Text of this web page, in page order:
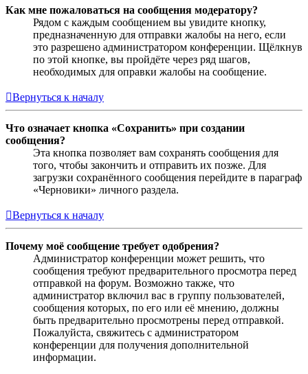
Как мне пожаловаться на сообщения модератору?
Рядом с каждым сообщением вы увидите кнопку,
предназначенную для отправки жалобы на него, если
это разрешено администратором конференции. Щёлкнув
по этой кнопке, вы пройдёте через ряд шагов,
необходимых для оправки жалобы на сообщение.
Вернуться к началу
Что означает кнопка «Сохранить» при создании
сообщения?
Эта кнопка позволяет вам сохранять сообщения для
того, чтобы закончить и отправить их позже. Для
загрузки сохранённого сообщения перейдите в параграф
«Черновики» личного раздела.
Вернуться к началу
Почему моё сообщение требует одобрения?
Администратор конференции может решить, что
сообщения требуют предварительного просмотра перед
отправкой на форум. Возможно также, что
администратор включил вас в группу пользователей,
сообщения которых, по его или её мнению, должны
быть предварительно просмотрены перед отправкой.
Пожалуйста, свяжитесь с администратором
конференции для получения дополнительной
информации.